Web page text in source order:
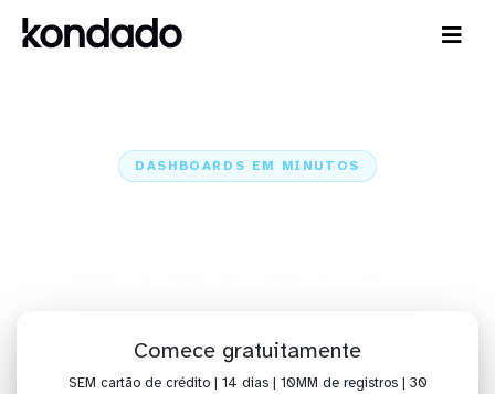
DASHBOARDS EM MINUTOS
Comece gratuitamente
SEM cartão de crédito | 14 dias | 10MM de registros | 30